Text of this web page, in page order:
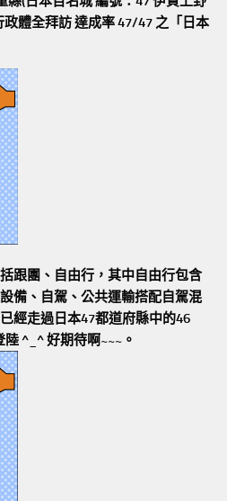
政體全拜訪達成率 47/47 之「日本
跟團、自由行，其中自由行包含
備、自駕、公共運輸搭配自駕混
經走過日本47都道府縣中的46
^_^ 好期待啊~~~。